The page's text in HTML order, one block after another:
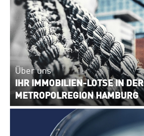
Über uns
IHR IMMOBILIEN-LOTSE IN DER
METROPOLREGION HAMBURG